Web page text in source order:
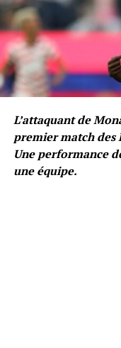
L’attaquant de
premier match des
Une performance
une équipe.